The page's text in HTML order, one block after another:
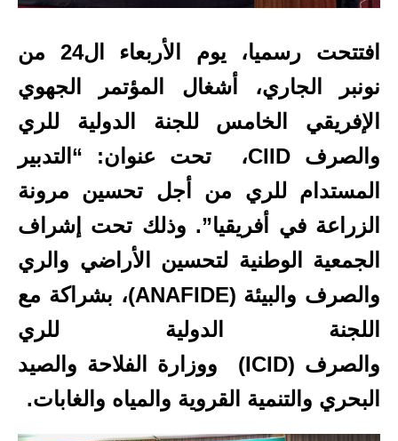
افتتحت رسميا، يوم الأربعاء ال24 من
نونبر الجاري، أشغال المؤتمر الجهوي
الإفريقي الخامس للجنة الدولية للري
والصرف CIID، تحت عنوان: “التدبير
المستدام للري من أجل تحسين مرونة
الزراعة في أفريقيا”. وذلك تحت إشراف
الجمعية الوطنية لتحسين الأراضي والري
والصرف والبيئة (ANAFIDE)، بشراكة مع
اللجنة الدولية للري
والصرف (ICID) ووزارة الفلاحة والصيد
البحري والتنمية القروية والمياه والغابات.